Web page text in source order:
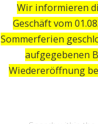
Wir informieren
Geschäft vom
Sommerferien
aufgegebenen
Wiedereröffnung